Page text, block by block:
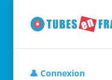
👤 Connexion